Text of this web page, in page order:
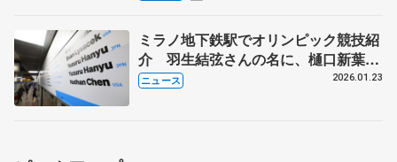
ミラノ地下鉄駅でオリンピック競技紹
介 羽生結弦さんの名に、樋口新葉さ
んのジャンプ連続写真も
ニュース 2026.01.23